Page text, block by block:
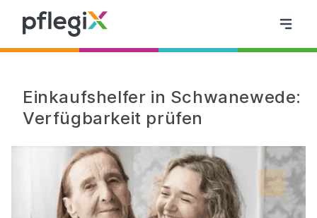
Einkaufshelfer in Schwanewede:
Verfügbarkeit prüfen